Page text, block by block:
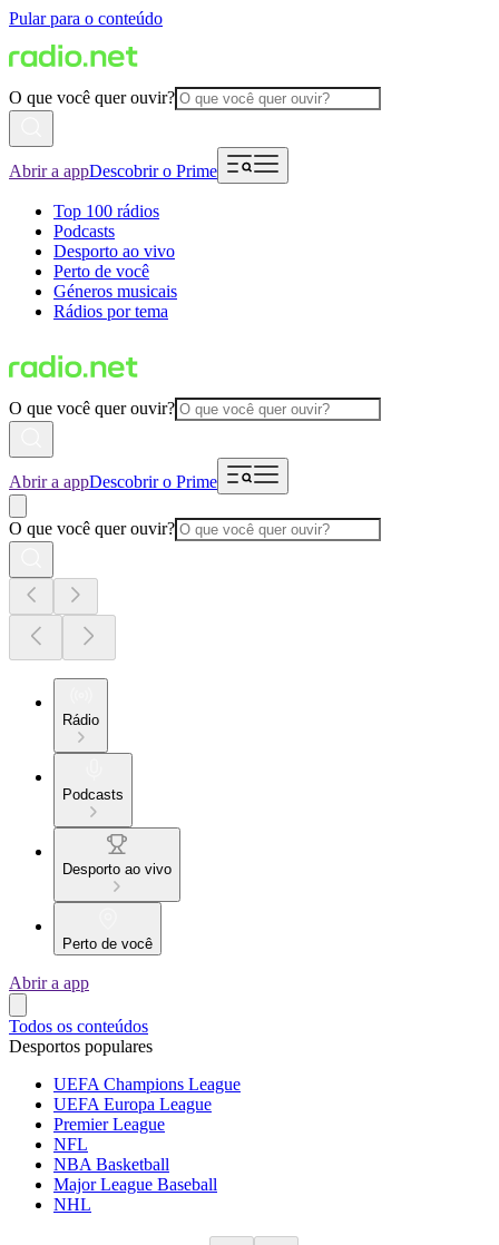
Pular para o conteúdo
O que você quer ouvir?
Abrir a appDescobrir o Prime
Top 100 rádios
Podcasts
Desporto ao vivo
Perto de você
Géneros musicais
Rádios por tema
O que você quer ouvir?
Abrir a appDescobrir o Prime
O que você quer ouvir?
Rádio
Podcasts
Desporto ao vivo
Perto de você
Abrir a app
Todos os conteúdos
Desportos populares
UEFA Champions League
UEFA Europa League
Premier League
NFL
NBA Basketball
Major League Baseball
NHL